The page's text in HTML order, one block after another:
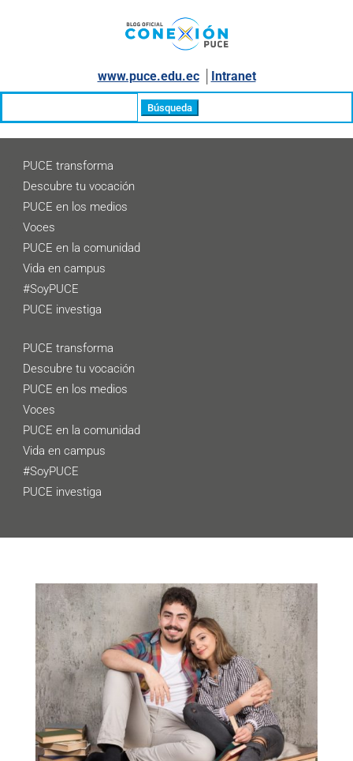
www.puce.edu.ec│ Intranet
PUCE transforma
Descubre tu vocación
PUCE en los medios
Voces
PUCE en la comunidad
Vida en campus
#SoyPUCE
PUCE investiga
PUCE transforma
Descubre tu vocación
PUCE en los medios
Voces
PUCE en la comunidad
Vida en campus
#SoyPUCE
PUCE investiga